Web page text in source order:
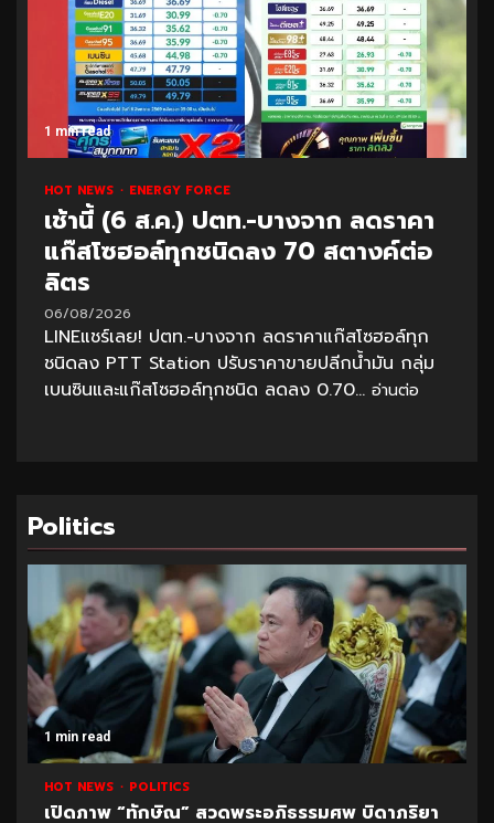
1 min read
HOT NEWS ENERGY FORCE
เช้านี้ (6 ส.ค.) ปตท.-บางจาก ลดราคา
แก๊สโซฮอล์ทุกชนิดลง 70 สตางค์ต่อ
ลิตร
06/08/2026
LINEแชร์เลย! ปตท.-บางจาก ลดราคาแก๊สโซฮอล์ทุก
ชนิดลง PTT Station ปรับราคาขายปลีกน้ำมัน กลุ่ม
เบนซินและแก๊สโซฮอล์ทุกชนิด ลดลง 0.70... อ่านต่อ
Politics
1 min read
HOT NEWS POLITICS
ปูด!ข้อมูลใหม่สอบท้องถิ่น อ้างพบชื่อ “อนุทิน” โยง